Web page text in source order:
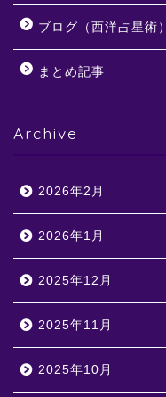
ブログ（西洋占星術）
まとめ記事
Archive
2026年2月
2026年1月
2025年12月
2025年11月
2025年10月